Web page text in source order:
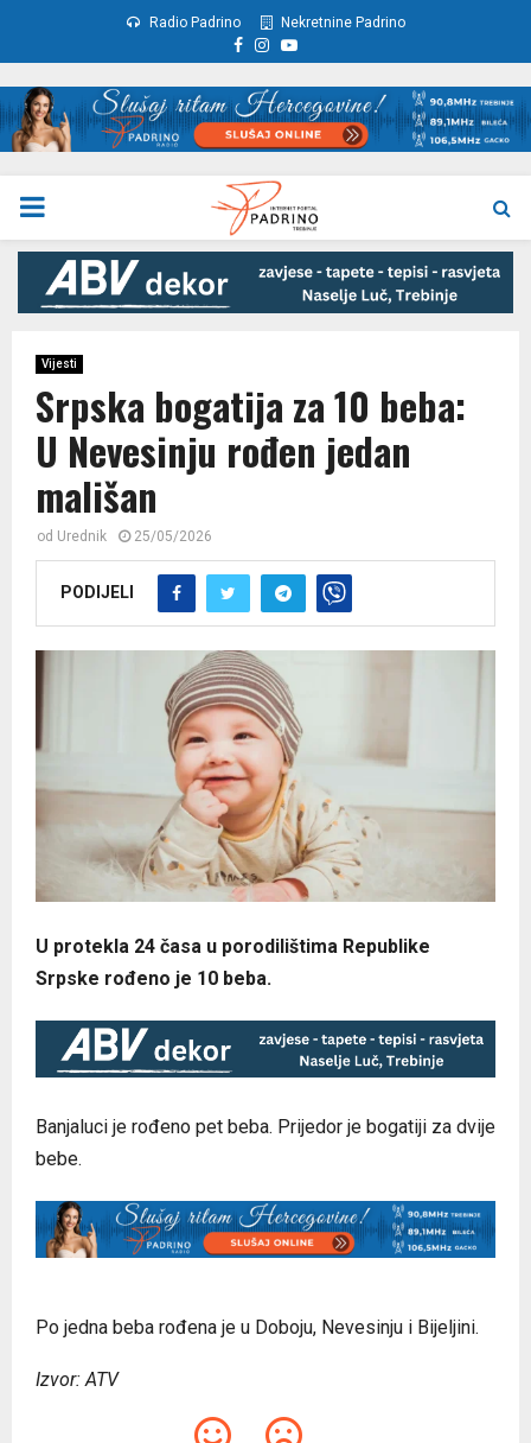
Radio Padrino Nekretnine Padrino
Facebook
Instagram
Youtube
PRIMARY
MENU
Vijesti
Srpska bogatija za 10 beba:
U Nevesinju rođen jedan
mališan
od Urednik 25/05/2026
PODIJELI
U protekla 24 časa u porodilištima Republike
Srpske rođeno je 10 beba.
Banjaluci je rođeno pet beba. Prijedor je bogatiji za dvije
bebe.
Po jedna beba rođena je u Doboju, Nevesinju i Bijeljini.
Izvor: ATV